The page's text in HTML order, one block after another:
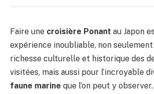
Faire une croisière Ponant au Japon
expérience inoubliable, non
richesse culturelle et historique des
visitées, mais aussi pour l’incroyable
faune marine que l’on peut y